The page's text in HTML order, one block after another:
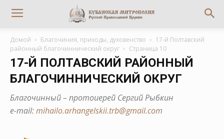
Домой Благочиния, приходы, духовенство
17-й Полтавский
районный благочиннический округ
Страница 10
17-Й ПОЛТАВСКИЙ РАЙОННЫЙ
БЛАГОЧИННИЧЕСКИЙ ОКРУГ
Благочинный – протоиерей Сергий Рыбкин
е-mail:mihailo.arhangelskii.trb@gmail.com